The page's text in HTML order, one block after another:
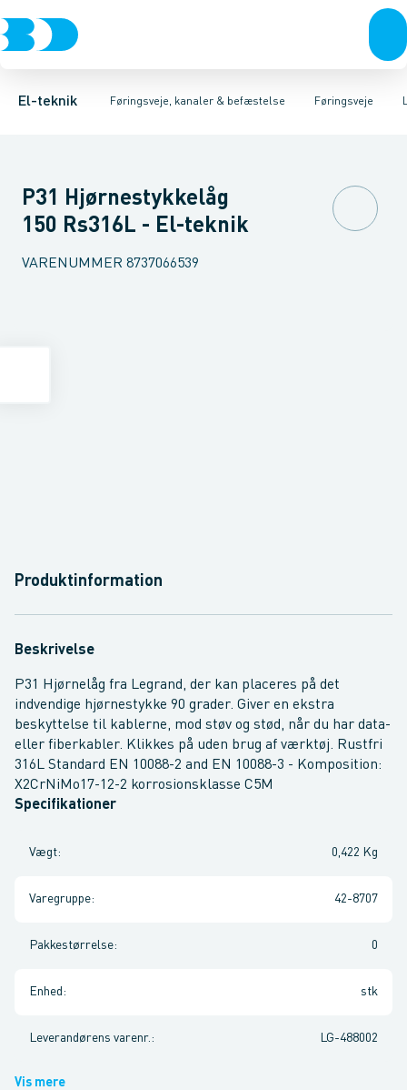
El-teknik Føringsveje, kanaler & befæstelse
Afbrydere, stikkontakter & lampeudtagForgreningsmateriel
Føringsveje
Føringsveje Installationskanaler for gulvInstallationskanaler
Gitterbakke Endestykke til kabelbakkeMontageplade til
P31 Hjørnestykkelåg
150 Rs316L - El-teknik
VARENUMMER 8737066539
Produktinformation
Beskrivelse
P31 Hjørnelåg fra Legrand, der kan placeres på det
indvendige hjørnestykke 90 grader. Giver en ekstra
beskyttelse til kablerne, mod støv og stød, når du har data-
eller fiberkabler. Klikkes på uden brug af værktøj. Rustfri
316L Standard EN 10088-2 and EN 10088-3 - Komposition:
X2CrNiMo17-12-2 korrosionsklasse C5M
Specifikationer
Vægt: 0,422 Kg
Varegruppe: 42-8707
Pakkestørrelse: 0
Enhed : stk
Leverandørens varenr. : LG-488002
Vis mere